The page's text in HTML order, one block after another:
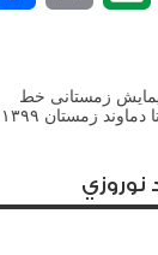
زمستانی خط
الراس علم کوه تا دماوند زمستان ۱۳۹۹
نوروزي